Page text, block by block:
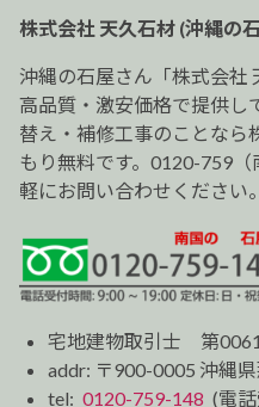
ー
シ
ョ
ン
株式会社 天久石材 (沖縄の
沖縄の石屋さん「株式会社
高品質・激安価格で提供し
替え・補修工事のことなら
もり無料です。0120-759
軽にお問い合わせください。
宅地建物取引士 第
addr: 〒900-0005 沖縄
tel: 0120-759-148 (電